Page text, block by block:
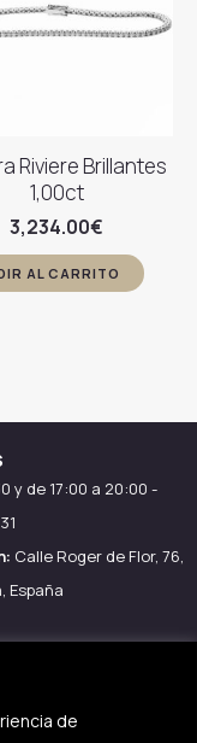
de
Riviere Brillantes
1,00ct
3,234.00€
AL CARRITO
y de 17:00 a 20:00 -
Calle Roger de Flor, 76,
España